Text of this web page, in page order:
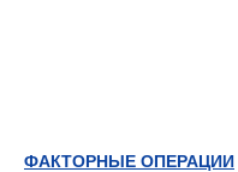
ФАКТОРНЫЕ ОПЕРАЦИИ